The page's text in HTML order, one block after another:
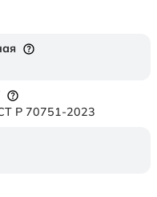
Р 70751-2023